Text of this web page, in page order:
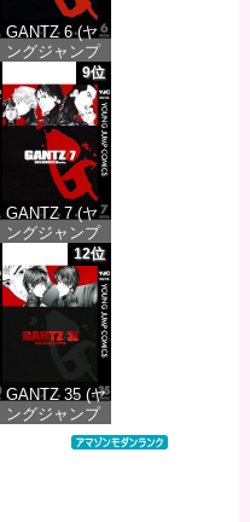
GANTZ 6 (ヤ
ングジャンプ
コミックス
DIGITAL)
価格：¥100
9位
GANTZ 7 (ヤ
ングジャンプ
コミックス
DIGITAL)
価格：¥100
12位
GANTZ 35 (ヤ
ングジャンプ
コミックス